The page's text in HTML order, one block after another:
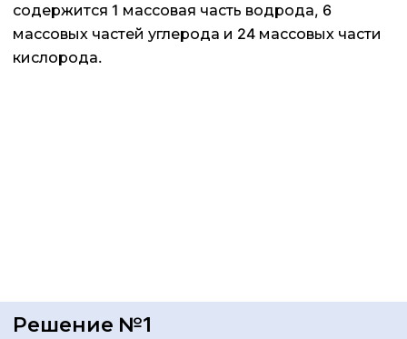
содержится 1 массовая часть водрода, 6
массовых частей углерода и 24 массовых части
кислорода.
Решение №1